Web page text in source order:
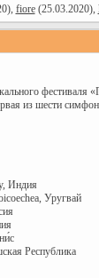
fiore(25.03.2020),
фестиваля
из шести
Индия
Уругвай
Республика